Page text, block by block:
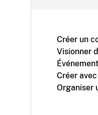
Créer un
Visionner
Créer
Organiser